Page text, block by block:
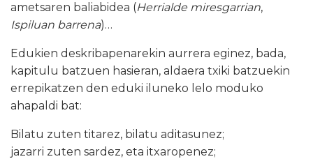
ametsaren baliabidea (Herrialde miresgarrian,
Ispiluan barrena)…
Edukien deskribapenarekin aurrera eginez, bada,
kapitulu batzuen hasieran, aldaera txiki batzuekin
errepikatzen den eduki iluneko lelo moduko
ahapaldi bat:
Bilatu zuten titarez, bilatu aditasunez;
jazarri zuten sardez, eta itxaropenez;